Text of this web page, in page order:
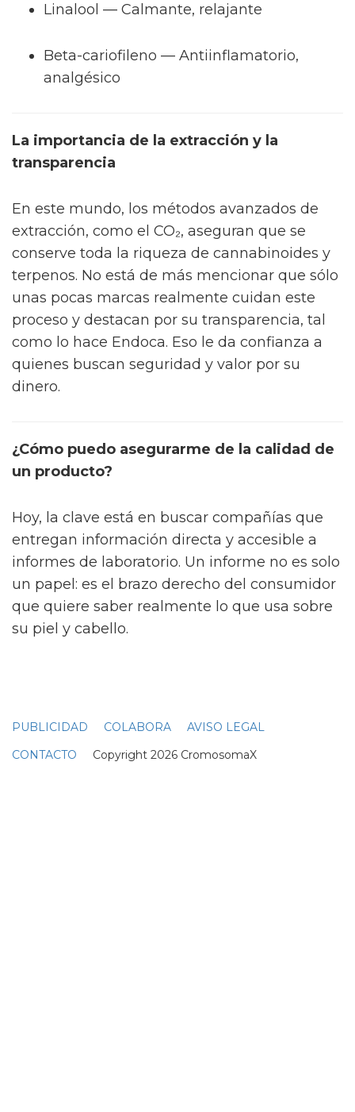
Linalool — Calmante, relajante
Beta-cariofileno — Antiinflamatorio,
analgésico
La importancia de la extracción y la
transparencia
En este mundo, los métodos avanzados de
extracción, como el CO₂, aseguran que se
conserve toda la riqueza de cannabinoides y
terpenos. No está de más mencionar que sólo
unas pocas marcas realmente cuidan este
proceso y destacan por su transparencia, tal
como lo hace Endoca. Eso le da confianza a
quienes buscan seguridad y valor por su
dinero.
¿Cómo puedo asegurarme de la calidad de
un producto?
Hoy, la clave está en buscar compañías que
entregan información directa y accesible a
informes de laboratorio. Un informe no es solo
un papel: es el brazo derecho del consumidor
que quiere saber realmente lo que usa sobre
su piel y cabello.
PUBLICIDAD COLABORA
AVISO LEGAL
CONTACTO Copyright 2026 CromosomaX